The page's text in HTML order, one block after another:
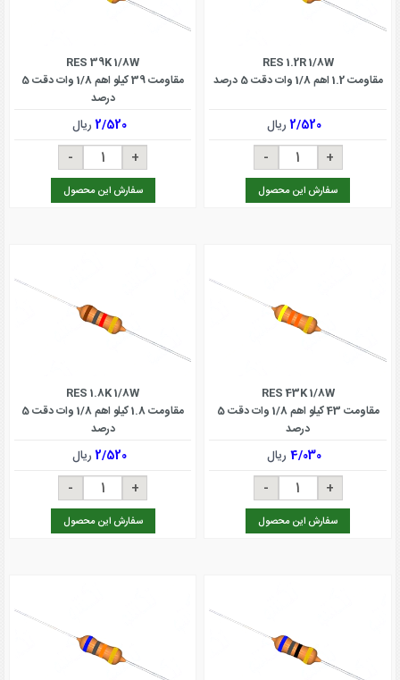
RES 1.2R 1/8W
مقاومت 1.2 اهم 1/8 وات دقت 5 درصد
2/520ریال
سفارش این محصول
RES 39K 1/8W
مقاومت 39 کیلو اهم 1/8 وات دقت 5
درصد
2/520ریال
سفارش این محصول
RES 43K 1/8W
مقاومت 43 کیلو اهم 1/8 وات دقت 5
درصد
4/030ریال
سفارش این محصول
RES 1.8K 1/8W
مقاومت 1.8 کیلو اهم 1/8 وات دقت 5
درصد
2/520ریال
سفارش این محصول